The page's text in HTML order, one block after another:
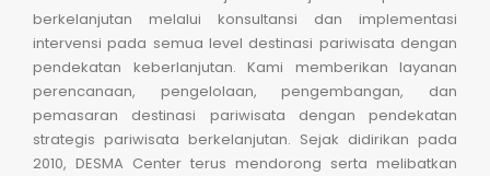
berkelanjutan melalui konsultansi dan implementasi
intervensi pada semua level destinasi pariwisata dengan
pendekatan keberlanjutan. Kami memberikan layanan
perencanaan, pengelolaan, pengembangan, dan
pemasaran destinasi pariwisata dengan pendekatan
strategis pariwisata berkelanjutan. Sejak didirikan pada
2010, DESMA Center terus mendorong serta melibatkan